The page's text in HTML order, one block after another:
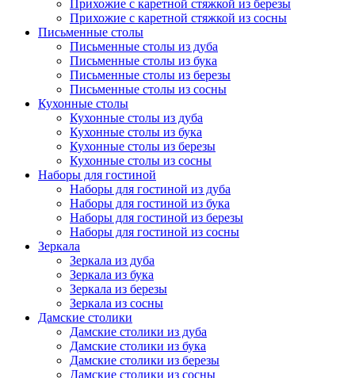
Прихожие с каретной стяжкой из березы
Прихожие с каретной стяжкой из сосны
Письменные столы
Письменные столы из дуба
Письменные столы из бука
Письменные столы из березы
Письменные столы из сосны
Кухонные столы
Кухонные столы из дуба
Кухонные столы из бука
Кухонные столы из березы
Кухонные столы из сосны
Наборы для гостиной
Наборы для гостиной из дуба
Наборы для гостиной из бука
Наборы для гостиной из березы
Наборы для гостиной из сосны
Зеркала
Зеркала из дуба
Зеркала из бука
Зеркала из березы
Зеркала из сосны
Дамские столики
Дамские столики из дуба
Дамские столики из бука
Дамские столики из березы
Дамские столики из сосны